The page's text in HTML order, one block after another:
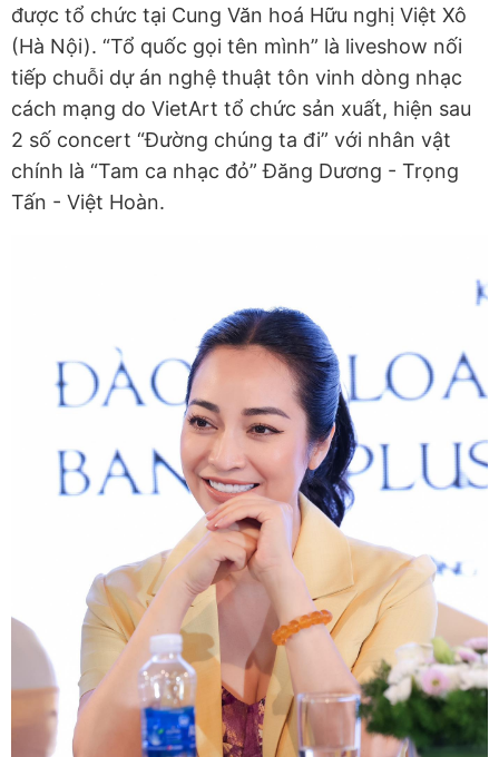
được tổ chức tại Cung Văn hoá Hữu nghị Việt Xô
(Hà Nội). “Tổ quốc gọi tên mình” là liveshow nối
tiếp chuỗi dự án nghệ thuật tôn vinh dòng nhạc
cách mạng do VietArt tổ chức sản xuất, hiện sau
2 số concert “Đường chúng ta đi” với nhân vật
chính là “Tam ca nhạc đỏ” Đăng Dương - Trọng
Tấn - Việt Hoàn.